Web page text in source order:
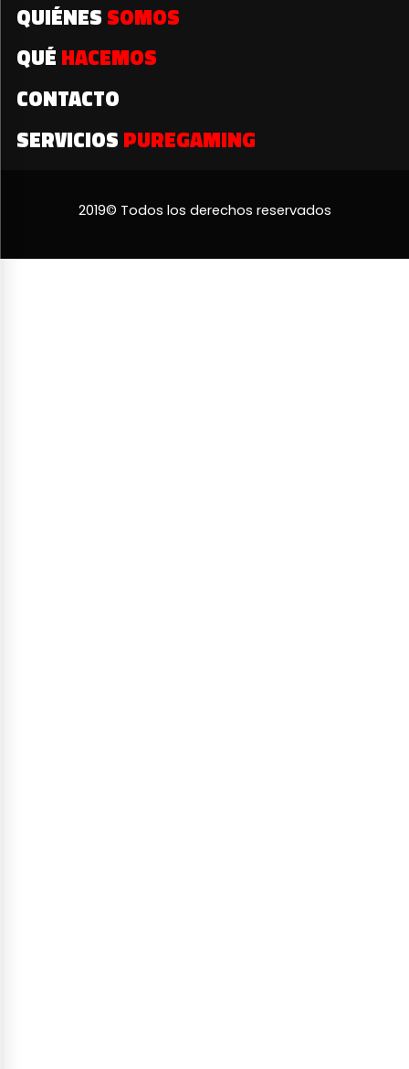
QUIÉNES SOMOS
QUÉ HACEMOS
CONTACTO
SERVICIOS PUREGAMING
2019© Todos los derechos reservados